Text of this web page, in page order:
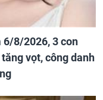
6/8/2026, 3 con
vọt, công danh